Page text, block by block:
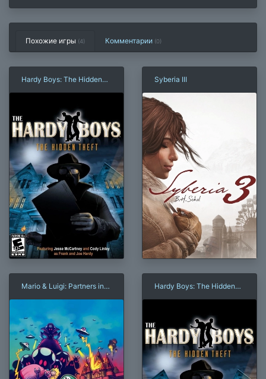
Похожие игры (4) Комментарии (0)
Hardy Boys: The Hidden
Syberia III
Mario & Luigi: Partners in
Hardy Boys: The Hidden